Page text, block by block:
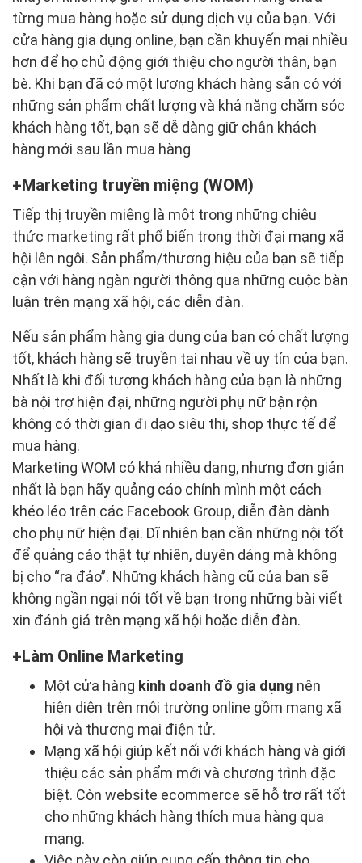
từng mua hàng hoặc sử dụng dịch vụ của bạn. Với
cửa hàng gia dụng online, bạn cần khuyến mại nhiều
hơn để họ chủ động giới thiệu cho người thân, bạn
bè. Khi bạn đã có một lượng khách hàng sẵn có với
những sản phẩm chất lượng và khả năng chăm sóc
khách hàng tốt, bạn sẽ dễ dàng giữ chân khách
hàng mới sau lần mua hàng
Marketing truyền miệng (WOM)
Tiếp thị truyền miệng là một trong những chiêu
thức marketing rất phổ biến trong thời đại mạng xã
hội lên ngôi. Sản phẩm/thương hiệu của bạn sẽ tiếp
cận với hàng ngàn người thông qua những cuộc bàn
luận trên mạng xã hội, các diễn đàn.
Nếu sản phẩm hàng gia dụng của bạn có chất lượng
tốt, khách hàng sẽ truyền tai nhau về uy tín của bạn.
Nhất là khi đối tượng khách hàng của bạn là những
bà nội trợ hiện đại, những người phụ nữ bận rộn
không có thời gian đi dạo siêu thi, shop thực tế để
mua hàng.
Marketing WOM có khá nhiều dạng, nhưng đơn giản
nhất là bạn hãy quảng cáo chính mình một cách
khéo léo trên các Facebook Group, diễn đàn dành
cho phụ nữ hiện đại. Dĩ nhiên bạn cần những nội tốt
để quảng cáo thật tự nhiên, duyên dáng mà không
bị cho “ra đảo”. Những khách hàng cũ của bạn sẽ
không ngần ngại nói tốt về bạn trong những bài viết
xin đánh giá trên mạng xã hội hoặc diễn đàn.
Làm Online Marketing
Một cửa hàng kinh doanh đồ gia dụng nên
hiện diện trên môi trường online gồm mạng xã
hội và thương mại điện tử.
Mạng xã hội giúp kết nối với khách hàng và giới
thiệu các sản phẩm mới và chương trình đặc
biệt. Còn website ecommerce sẽ hỗ trợ rất tốt
cho những khách hàng thích mua hàng qua
mạng.